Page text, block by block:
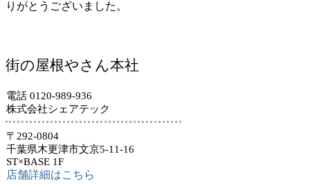
りがとうございました。
街の屋根やさん本社
電話 0120-989-936
株式会社シェアテック
〒292-0804
千葉県木更津市文京5-11-16
ST×BASE 1F
店舗詳細はこちら